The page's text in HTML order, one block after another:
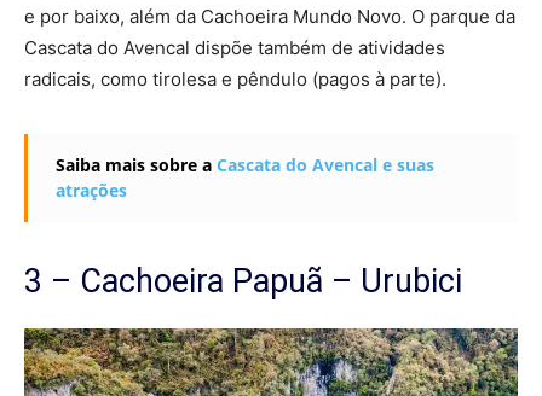
e por baixo, além da Cachoeira Mundo Novo. O parque da
Cascata do Avencal dispõe também de atividades
radicais, como tirolesa e pêndulo (pagos à parte).
Saiba mais sobre a Cascata do Avencal e suas
atrações
3 – Cachoeira Papuã – Urubici